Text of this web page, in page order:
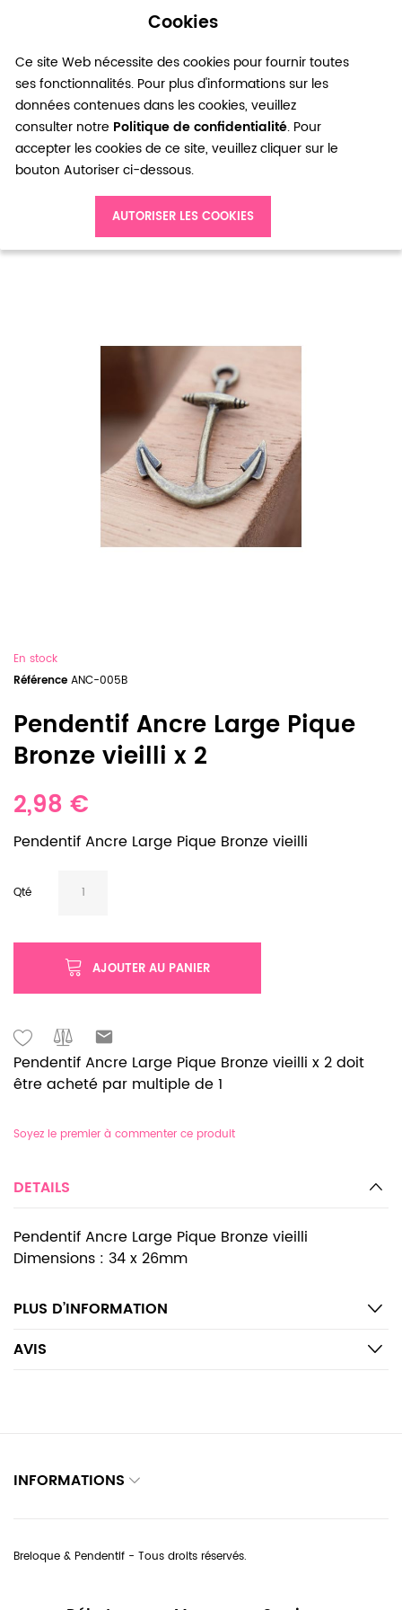
Cookies
Ce site Web nécessite des cookies pour fournir toutes
ses fonctionnalités. Pour plus d'informations sur les
données contenues dans les cookies, veuillez
consulter notre Politique de confidentialité. Pour
accepter les cookies de ce site, veuillez cliquer sur le
bouton Autoriser ci-dessous.
AUTORISER LES COOKIES
0
Pendentif Ancre Large Pique Bronze vieilli x 2
En stock
Référence ANC-005B
Pendentif Ancre Large Pique
Bronze vieilli x 2
2,98 €
Pendentif Ancre Large Pique Bronze vieilli
Qté
AJOUTER AU PANIER
Pendentif Ancre Large Pique Bronze vieilli x 2 doit
être acheté par multiple de 1
Soyez le premier à commenter ce produit
DETAILS
Pendentif Ancre Large Pique Bronze vieilli
Dimensions : 34 x 26mm
PLUS D’INFORMATION
AVIS
INFORMATIONS
Breloque & Pendentif - Tous droits réservés.